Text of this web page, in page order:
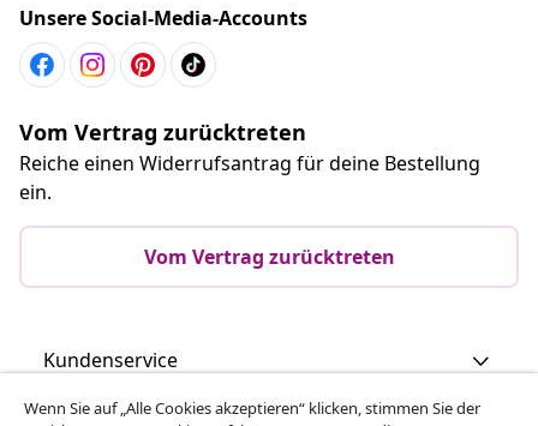
Unsere Social-Media-Accounts
Vom Vertrag zurücktreten
Reiche einen Widerrufsantrag für deine Bestellung
ein.
Vom Vertrag zurücktreten
Kundenservice
Wenn Sie auf „Alle Cookies akzeptieren“ klicken, stimmen Sie der